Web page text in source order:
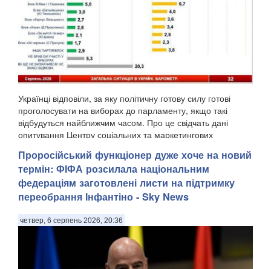
Українці відповіли, за яку політичну готову силу готові
проголосувати на виборах до парламенту, якщо такі
відбудуться найближчим часом. Про це свідчать дані
опитування Центру соціальних та маркетингових
Проросійський функціонер дуже хоче на новий
термін: ФІФА розсилала національним
федераціям заготовлені листи на підтримку
переобрання Інфантіно - Sky News
четвер, 6 серпень 2026, 20:36